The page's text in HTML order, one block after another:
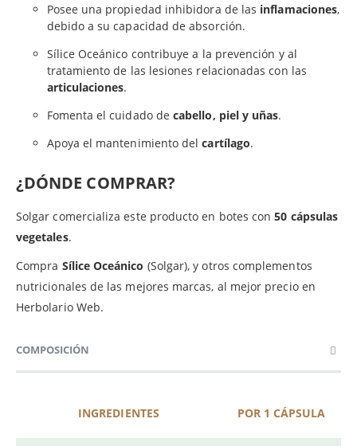
Posee una propiedad inhibidora de las inflamaciones,
debido a su capacidad de absorción.
Sílice Oceánico contribuye a la prevención y al
tratamiento de las lesiones relacionadas con las
articulaciones.
Fomenta el cuidado decabello, piel y uñas.
Apoya el mantenimiento delcartílago.
¿DÓNDE COMPRAR?
Solgar comercializa este producto en botes con50 cápsulas
vegetales.
Compra Sílice Oceánico (Solgar), y otros complementos
nutricionales de las mejores marcas, al mejor precio en
Herbolario Web.
COMPOSICIÓN
INGREDIENTES POR 1 CÁPSULA